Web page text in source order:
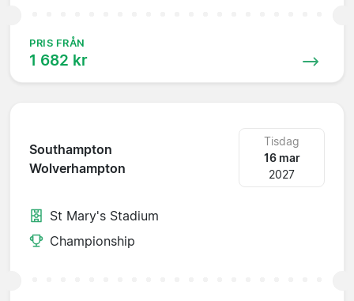
PRIS FRÅN
1 682 kr
Southampton
Wolverhampton
Tisdag
16 mar
2027
St Mary's Stadium
Championship